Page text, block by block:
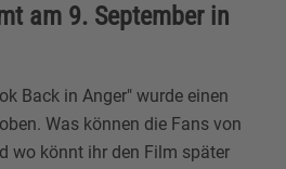
am 9. September in
Back in Anger" wurde einen
Was können die Fans von
wo könnt ihr den Film später